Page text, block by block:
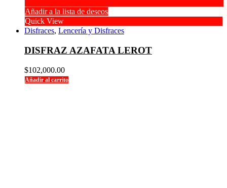
Añadir a la lista de deseos
Quick View
Disfraces, Lencería y Disfraces
DISFRAZ AZAFATA LEROT
$102,000.00
Añadir al carrito